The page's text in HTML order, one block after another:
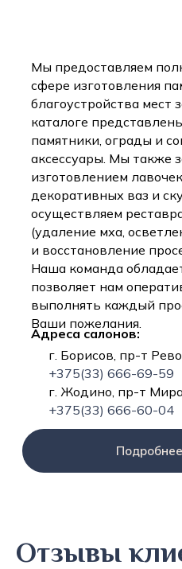
Мы предоставляем
сфере изготовления
благоустройства мест
каталоге
памятники, ограды и
аксессуары. Мы также
изготовлением
декоративных ваз и
осуществляем
(удаление мха,
и восстановление
Наша команда
позволяет нам
выполнять каждый
Ваши пожелания.
Адреса салонов:
г. Борисов, пр-т
+375(33) 666-69-59
г. Жодино, пр-т
+375(33) 666-60-04
Отзывы